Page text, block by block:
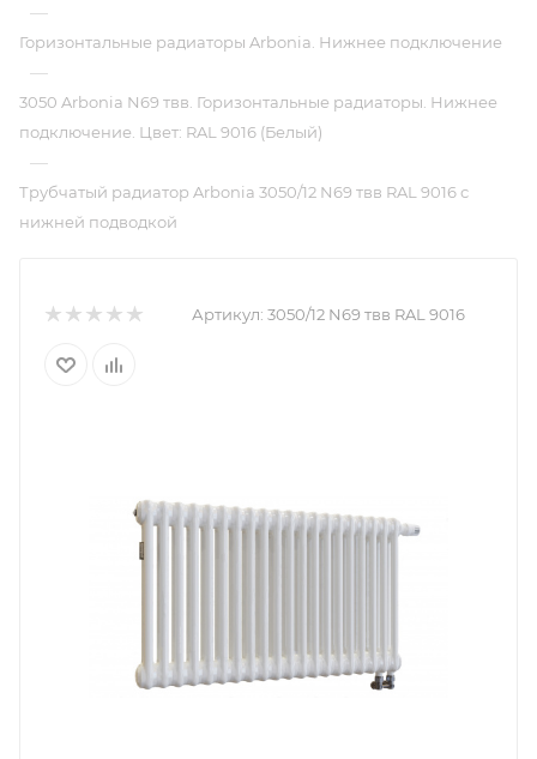
—
Горизонтальные радиаторы Arbonia. Нижнее подключение
—
3050 Arbonia N69 твв. Горизонтальные радиаторы. Нижнее
подключение. Цвет: RAL 9016 (Белый)
—
Трубчатый радиатор Arbonia 3050/12 N69 твв RAL 9016 с
нижней подводкой
Артикул: 3050/12 N69 твв RAL 9016